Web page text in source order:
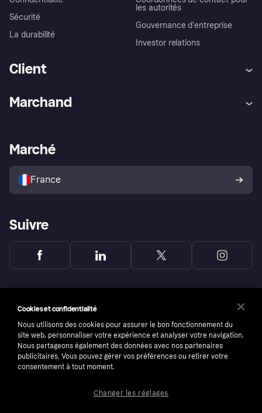
Sécurité
La durabilité
les autorités
Gouvernance d’entreprise
Investor relations
Client
Explorez les magasins
Politique de protection de
l’acheteur Klarna
Marchand
Portail Marchand
Marché
France
Suivre
Cookies et confidentialité
Nous utilisons des cookies pour assurer le bon fonctionnement du
site web, personnaliser votre expérience et analyser votre navigation.
Nous partageons également des données avec nos partenaires
publicitaires. Vous pouvez gérer vos préférences ou retirer votre
consentement à tout moment.
Changer les réglages